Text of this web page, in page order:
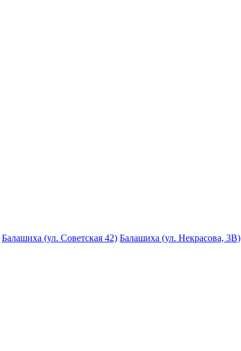
Балашиха (ул. Советская 42) Балашиха (ул. Некрасова, 3В)